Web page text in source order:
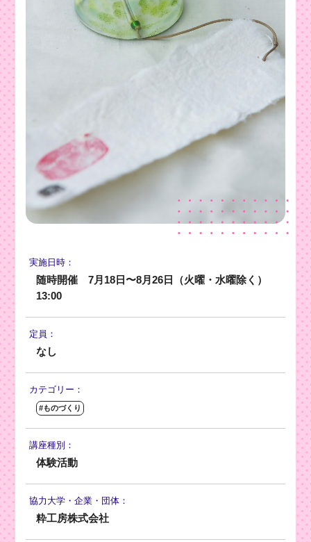
実施日時：
随時開催 7月18日〜8月26日（火曜・水曜除く）
13:00
定員：
なし
カテゴリー：
#ものづくり
講座種別：
体験活動
協力大学・企業・団体：
粋工房株式会社